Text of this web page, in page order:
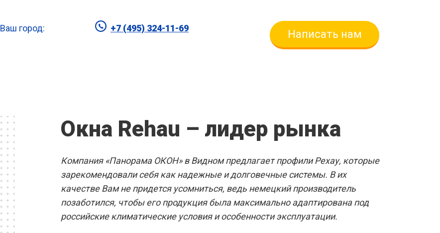
Написать нам
Ваш город:
+7 (495) 324-11-69
В ВИДНОМ
Готовые решения Вызвать замерщика
Окна Rehau – лидер рынка
Компания «Панорама ОКОН» в Видном предлагает профили Рехау, которые
зарекомендовали себя как надежные и долговечные системы. В их
качестве Вам не придется усомниться, ведь немецкий производитель
позаботился, чтобы его продукция была максимально адаптирована под
российские климатические условия и особенности эксплуатации.